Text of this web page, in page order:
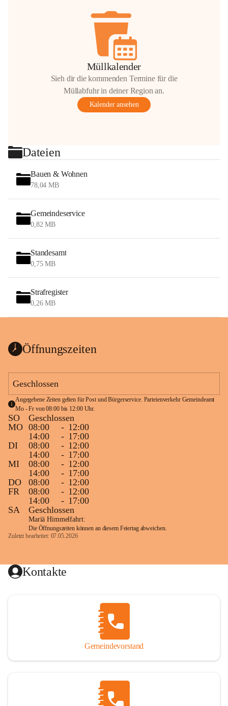
Müllkalender
Sieh dir die kommenden Termine für die
Müllabfuhr in deiner Region an.
Kalender ansehen
Dateien
Bauen & Wohnen
78,04 MB
Gemeindeservice
0,82 MB
Standesamt
0,75 MB
Strafregister
0,26 MB
Öffnungszeiten
Geschlossen
Angegebene Zeiten gelten für Post und Bürgerservice. Parteienverkehr Gemeindeamt
Mo - Fr von 08:00 bis 12:00 Uhr.
SO
Geschlossen
MO 08:00 - 12:00
14:00
- 17:00
DI
08:00 - 12:00
14:00
- 17:00
MI
08:00 - 12:00
14:00
- 17:00
DO
08:00 - 12:00
FR
08:00 - 12:00
14:00
- 17:00
SA
Geschlossen
Mariä Himmelfahrt:
Die Öffnungszeiten können an diesem Feiertag abweichen.
Zuletzt bearbeitet: 07.05.2026
Kontakte
Gemeindevorstand